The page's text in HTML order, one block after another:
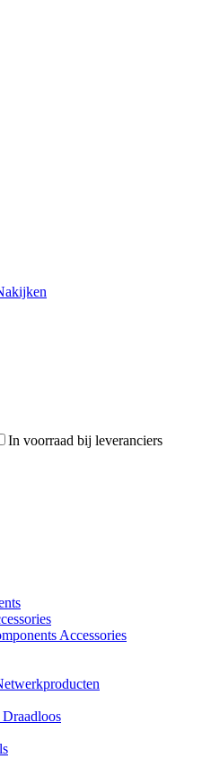
In voorraad bij leveranciers
Accessories
Draadloos